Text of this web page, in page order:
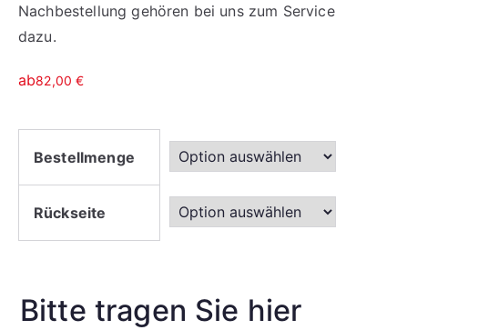
Nachbestellung gehören bei uns zum Service
dazu.
ab82,00€
Bestellmenge
Rückseite
Bitte tragen Sie hier